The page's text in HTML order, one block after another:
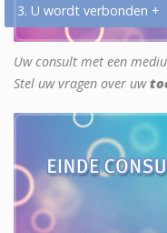
3. U wordt verbonden +
Uw consult met een
Stel uw vragen over uw